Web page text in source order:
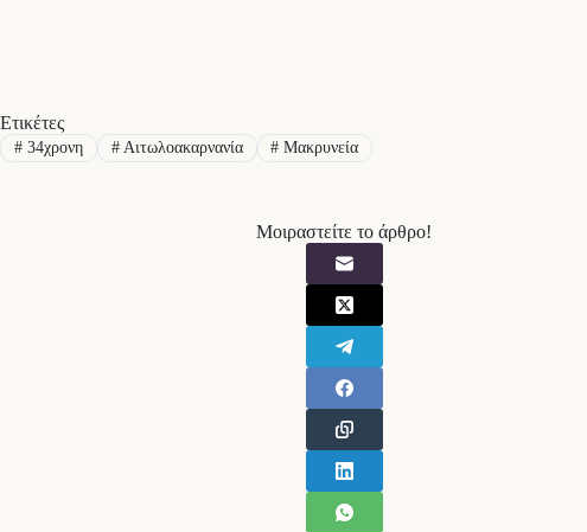
Ετικέτες
#34χρονη #Αιτωλοακαρνανία # Μακρυνεία
Μοιραστείτε το άρθρο!